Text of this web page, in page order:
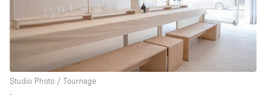
Studio Photo / Tournage
∙